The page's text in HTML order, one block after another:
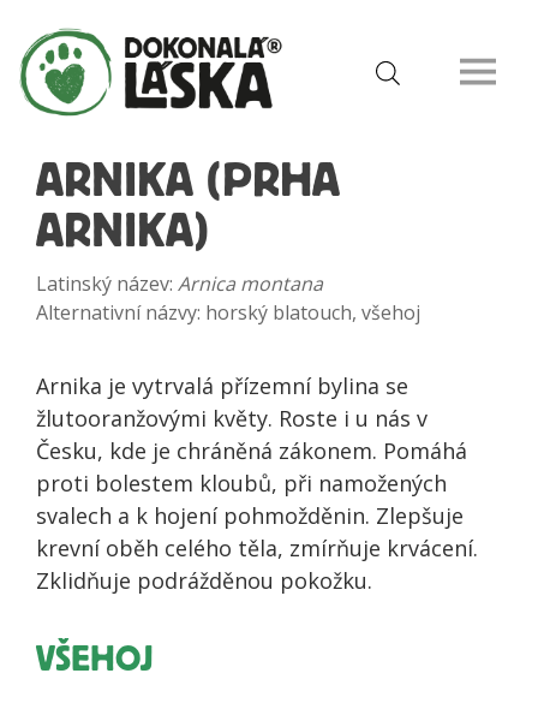
ARNIKA (PRHA
ARNIKA)
Latinský název: Arnica montana
Alternativní názvy: horský blatouch, všehoj
Arnika je vytrvalá přízemní bylina se
žlutooranžovými květy. Roste i u nás v
Česku, kde je chráněná zákonem. Pomáhá
proti bolestem kloubů, při namožených
svalech a k hojení pohmožděnin. Zlepšuje
krevní oběh celého těla, zmírňuje krvácení.
Zklidňuje podrážděnou pokožku.
VŠEHOJ